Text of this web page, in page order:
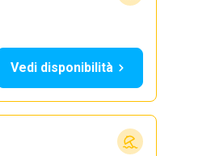
Vedi disponibilità